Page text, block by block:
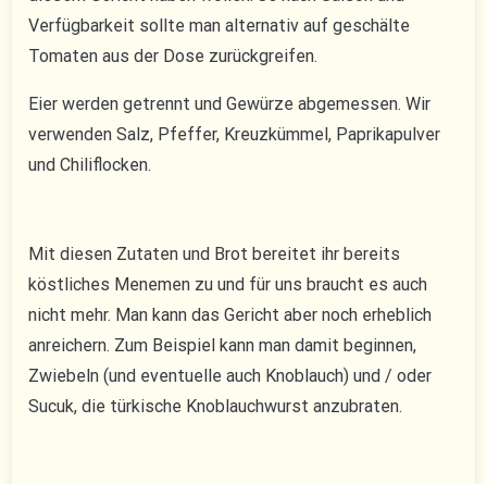
Verfügbarkeit sollte man alternativ auf geschälte
Tomaten aus der Dose zurückgreifen.
Eier werden getrennt und Gewürze abgemessen. Wir
verwenden Salz, Pfeffer, Kreuzkümmel, Paprikapulver
und Chiliflocken.
Mit diesen Zutaten und Brot bereitet ihr bereits
köstliches Menemen zu und für uns braucht es auch
nicht mehr. Man kann das Gericht aber noch erheblich
anreichern. Zum Beispiel kann man damit beginnen,
Zwiebeln (und eventuelle auch Knoblauch) und / oder
Sucuk, die türkische Knoblauchwurst anzubraten.